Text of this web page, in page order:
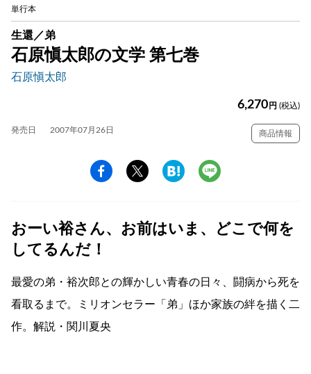
単行本
生還／弟
石原愼太郎の文学 第七巻
石原愼太郎
6,270 円 (税込)
発売日 2007年07月26日 商品情報
おーい裕さん、お前はいま、どこで何を
してるんだ！
最愛の弟・裕次郎との輝かしい青春の日々、闘病から死を
看取るまで。ミリオンセラー「弟」ほか家族の絆を描く二
作。解説・関川夏央